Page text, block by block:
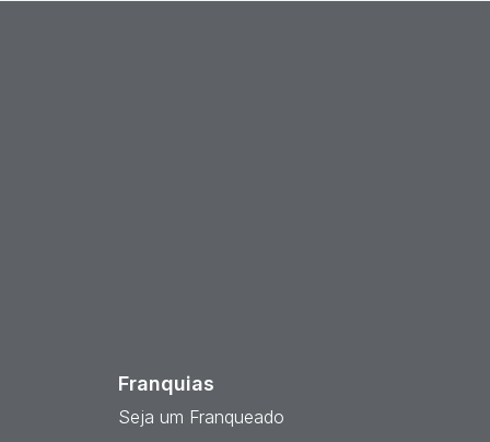
Franquias
Seja um Franqueado